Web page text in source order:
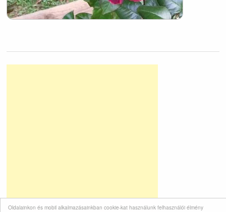
Oldalainkon és mobil alkalmazásainkban cookie-kat használunk felhasználói élmény